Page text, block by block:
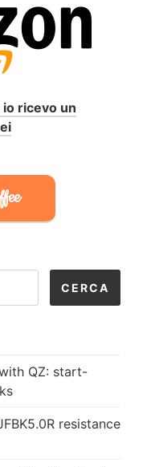
ricevo un
QZ: start-
resistance